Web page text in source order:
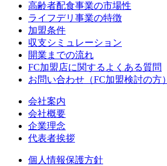
高齢者配食事業の市場性
ライフデリ事業の特徴
加盟条件
収支シミュレーション
開業までの流れ
FC加盟店に関するよくある質問
お問い合わせ（FC加盟検討の方）
会社案内
会社概要
企業理念
代表者挨拶
個人情報保護方針